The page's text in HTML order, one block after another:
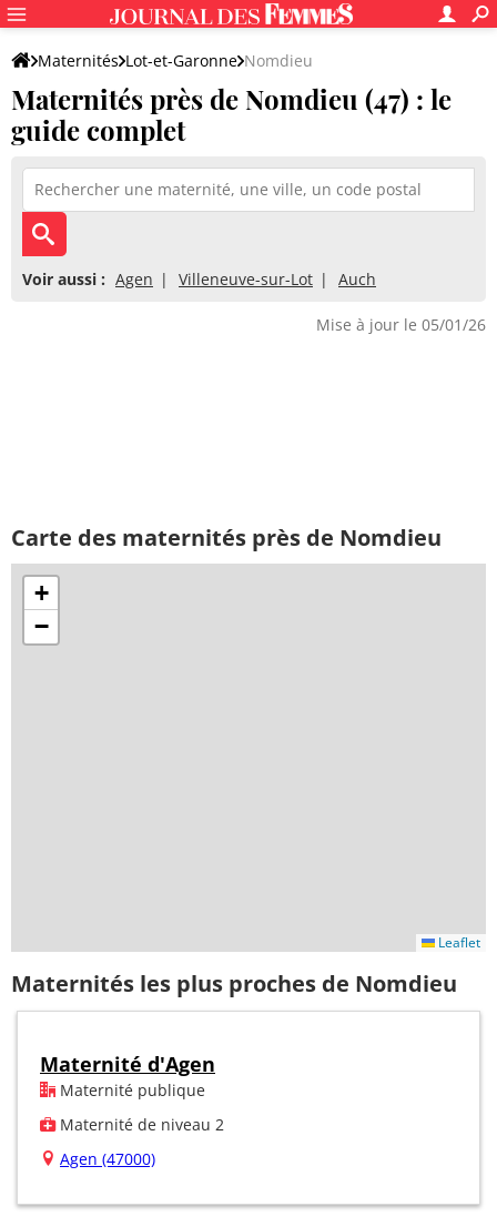
Maternités Lot-et-Garonne Nomdieu
Maternités près de Nomdieu (47) : le
guide complet
Voir aussi : Agen Villeneuve-sur-Lot Auch
Mise à jour le 05/01/26
Carte des maternités près de Nomdieu
+
−
Leaflet
Maternités les plus proches de Nomdieu
Maternité d'Agen
Maternité publique
Maternité de niveau 2
Agen (47000)